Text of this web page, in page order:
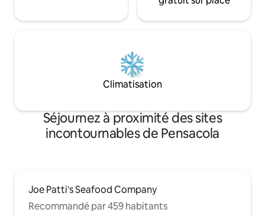
Climatisation
Séjournez à proximité des sites
incontournables de Pensacola
Joe Patti's Seafood Company
Recommandé par 459 habitants